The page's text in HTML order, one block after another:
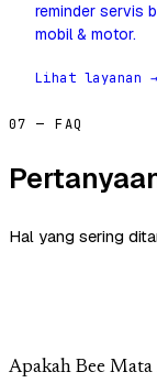
reminder servis
mobil & motor.
Lihat layanan →
07 — FAQ
Hal yang sering
Apakah Bee